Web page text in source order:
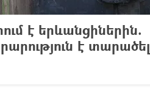
է երևանցիներին.
է տարածել